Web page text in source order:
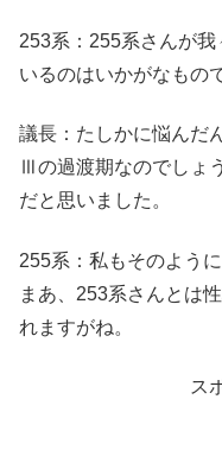
253系：255系さんが
いるのはいかがなもの
議長：たしかに悩んだ
Ⅲの過渡期なのでしょ
だと思いました。
255系：私もそのよう
まあ、253系さんとは
れますがね。
ス